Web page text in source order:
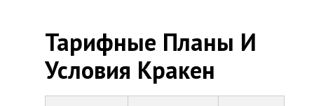
Тарифные Планы И
Условия Кракен